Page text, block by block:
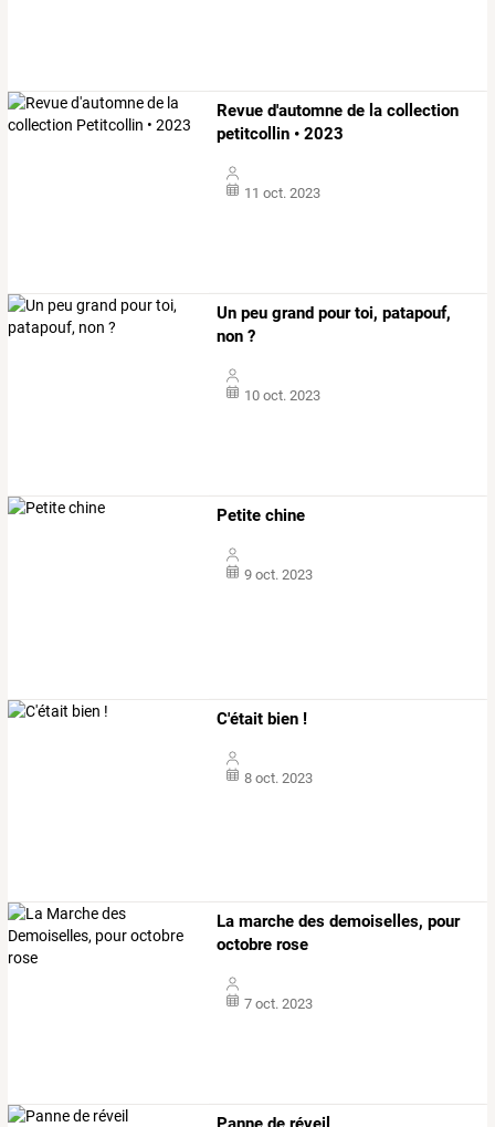
Revue d'automne de la collection
petitcollin • 2023
11 oct. 2023
Un peu grand pour toi, patapouf,
non ?
10 oct. 2023
Petite chine
9 oct. 2023
C'était bien !
8 oct. 2023
La marche des demoiselles, pour
octobre rose
7 oct. 2023